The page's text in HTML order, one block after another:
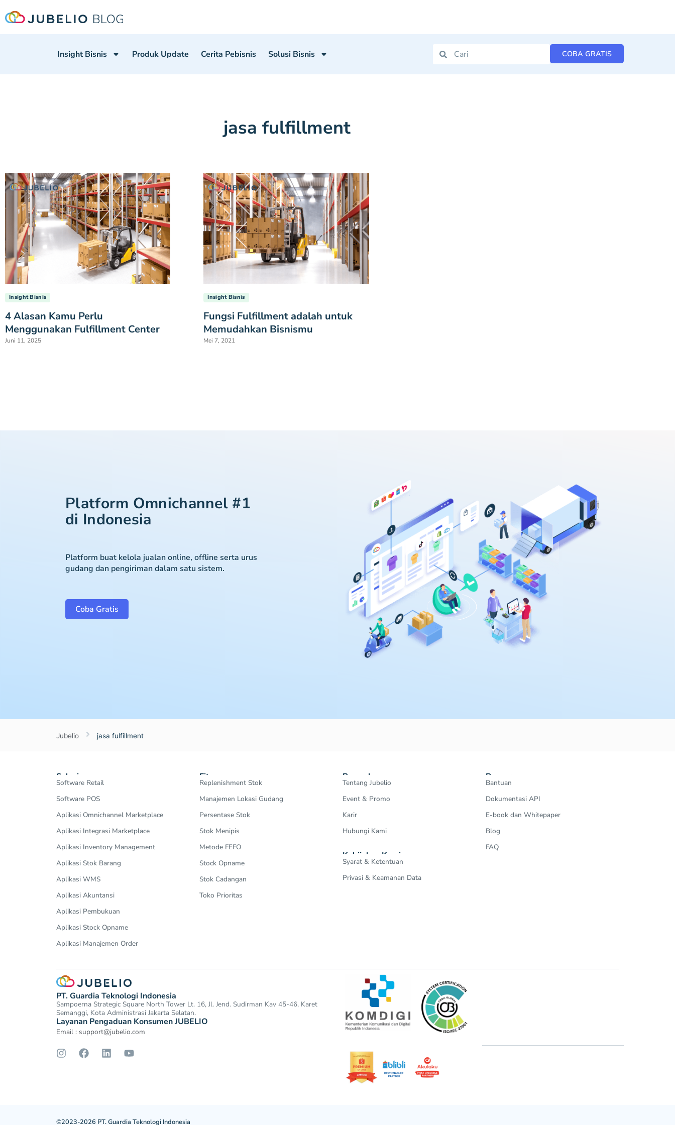
Insight Bisnis Produk Update Cerita Pebisnis Solusi Bisnis COBA GRATIS
jasa fulfillment
Insight Bisnis
4 Alasan Kamu Perlu
Menggunakan Fulfillment Center
Juni 11, 2025
Insight Bisnis
Fungsi Fulfillment adalah untuk
Memudahkan Bisnismu
Mei 7, 2021
Platform Omnichannel #1
di Indonesia
Platform buat kelola jualan online, offline serta urus
gudang dan pengiriman dalam satu sistem.
Coba Gratis
Jubelio jasa fulfillment
Solusi
Software Retail
Software POS
Aplikasi Omnichannel Marketplace
Aplikasi Integrasi Marketplace
Aplikasi Inventory Management
Aplikasi Stok Barang
Aplikasi WMS
Aplikasi Akuntansi
Aplikasi Pembukuan
Aplikasi Stock Opname
Aplikasi Manajemen Order
Fitur
Replenishment Stok
Manajemen Lokasi Gudang
Persentase Stok
Stok Menipis
Metode FEFO
Stock Opname
Stok Cadangan
Toko Prioritas
Perusahaan
Tentang Jubelio
Event & Promo
Karir
Hubungi Kami
Kebijakan Kami
Syarat & Ketentuan
Privasi & Keamanan Data
Resources
Bantuan
Dokumentasi API
E-book dan Whitepaper
Blog
FAQ
PT. Guardia Teknologi Indonesia
Sampoerna Strategic Square North Tower Lt. 16, Jl. Jend. Sudirman Kav 45-46, Karet
Semanggi, Kota Administrasi Jakarta Selatan.
Layanan Pengaduan Konsumen JUBELIO
Email : support@jubelio.com
©2023-2026 PT. Guardia Teknologi Indonesia